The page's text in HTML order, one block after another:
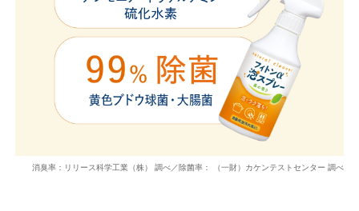
消臭率：リリース科学工業（株） 調べ／除菌率： （一財）カケンテストセンター 調べ